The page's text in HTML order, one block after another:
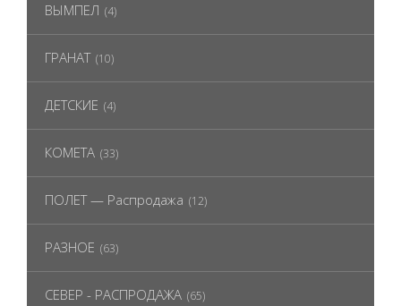
ВЫМПЕЛ (4)
ГРАНАТ (10)
ДЕТСКИЕ (4)
КОМЕТА (33)
ПОЛЕТ — Распродажа (12)
РАЗНОЕ (63)
СЕВЕР - РАСПРОДАЖА (65)